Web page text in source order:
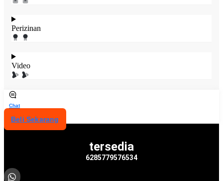
Perizinan
Video
Chat
Beli Sekarang
tersedia
6285779576534